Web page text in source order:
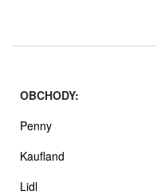
OBCHODY:
Penny
Kaufland
Lidl